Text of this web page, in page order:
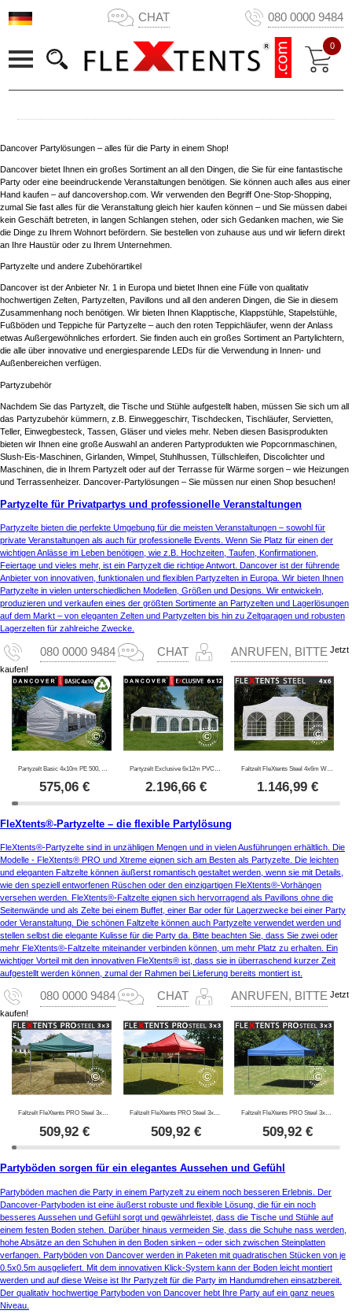
CHAT 080 0000 9484
0
Dancover Partylösungen – alles für die Party in einem Shop!
Dancover bietet Ihnen ein großes Sortiment an all den Dingen, die Sie für eine fantastische
Party oder eine beeindruckende Veranstaltungen benötigen. Sie können auch alles aus einer
Hand kaufen – auf dancovershop.com. Wir verwenden den Begriff One-Stop-Shopping,
zumal Sie fast alles für die Veranstaltung gleich hier kaufen können – und Sie müssen dabei
kein Geschäft betreten, in langen Schlangen stehen, oder sich Gedanken machen, wie Sie
die Dinge zu Ihrem Wohnort befördern. Sie bestellen von zuhause aus und wir liefern direkt
an Ihre Haustür oder zu Ihrem Unternehmen.
Partyzelte und andere Zubehörartikel
Dancover ist der Anbieter Nr. 1 in Europa und bietet Ihnen eine Fülle von qualitativ
hochwertigen Zelten, Partyzelten, Pavillons und all den anderen Dingen, die Sie in diesem
Zusammenhang noch benötigen. Wir bieten Ihnen Klapptische, Klappstühle, Stapelstühle,
Fußböden und Teppiche für Partyzelte – auch den roten Teppichläufer, wenn der Anlass
etwas Außergewöhnliches erfordert. Sie finden auch ein großes Sortiment an Partylichtern,
die alle über innovative und energiesparende LEDs für die Verwendung in Innen- und
Außenbereichen verfügen.
Partyzubehör
Nachdem Sie das Partyzelt, die Tische und Stühle aufgestellt haben, müssen Sie sich um all
das Partyzubehör kümmern, z.B. Einweggeschirr, Tischdecken, Tischläufer, Servietten,
Teller, Einwegbesteck, Tassen, Gläser und vieles mehr. Neben diesen Basisprodukten
bieten wir Ihnen eine große Auswahl an anderen Partyprodukten wie Popcornmaschinen,
Slush-Eis-Maschinen, Girlanden, Wimpel, Stuhlhussen, Tüllschleifen, Discolichter und
Maschinen, die in Ihrem Partyzelt oder auf der Terrasse für Wärme sorgen – wie Heizungen
und Terrassenheizer. Dancover-Partylösungen – Sie müssen nur einen Shop besuchen!
Partyzelte für Privatpartys und professionelle Veranstaltungen
Partyzelte bieten die perfekte Umgebung für die meisten Veranstaltungen – sowohl für
private Veranstaltungen als auch für professionelle Events. Wenn Sie Platz für einen der
wichtigen Anlässe im Leben benötigen, wie z.B. Hochzeiten, Taufen, Konfirmationen,
Feiertage und vieles mehr, ist ein Partyzelt die richtige Antwort. Dancover ist der führende
Anbieter von innovativen, funktionalen und flexiblen Partyzelten in Europa. Wir bieten Ihnen
Partyzelte in vielen unterschiedlichen Modellen, Größen und Designs. Wir entwickeln,
produzieren und verkaufen eines der größten Sortimente an Partyzelten und Lagerlösungen
auf dem Markt – von eleganten Zelten und Partyzelten bis hin zu Zeltgaragen und robusten
Lagerzelten für zahlreiche Zwecke.
080 0000 9484 CHAT ANRUFEN, BITTE Jetzt
kaufen!
575,06 € 2.196,66€
Faltzelt FleXtents Steel 4x6m Weiß, mit 4 Seitenwänden
1.146,99€
FleXtents®-Partyzelte – die flexible Partylösung
FleXtents®-Partyzelte sind in unzähligen Mengen und in vielen Ausführungen erhältlich. Die
Modelle - FleXtents® PRO und Xtreme eignen sich am Besten als Partyzelte. Die leichten
und eleganten Faltzelte können äußerst romantisch gestaltet werden, wenn sie mit Details,
wie den speziell entworfenen Rüschen oder den einzigartigen FleXtents®-Vorhängen
versehen werden. FleXtents®-Faltzelte eignen sich hervorragend als Pavillons ohne die
Seitenwände und als Zelte bei einem Buffet, einer Bar oder für Lagerzwecke bei einer Party
oder Veranstaltung. Die schönen Faltzelte können auch Partyzelte verwendet werden und
stellen selbst die elegante Kulisse für die Party da. Bitte beachten Sie, dass Sie zwei oder
mehr FleXtents®-Faltzelte miteinander verbinden können, um mehr Platz zu erhalten. Ein
wichtiger Vorteil mit den innovativen FleXtents® ist, dass sie in überraschend kurzer Zeit
aufgestellt werden können, zumal der Rahmen bei Lieferung bereits montiert ist.
080 0000 9484 CHAT ANRUFEN, BITTE Jetzt
kaufen!
Faltzelt FleXtents PRO Steel 3x3m Grün
509,92 €
Faltzelt FleXtents PRO Steel 3x3m Rot
509,92€
Faltzelt FleXtents PRO Steel 3x3m Blau
509,92€
Partyböden sorgen für ein elegantes Aussehen und Gefühl
Partyböden machen die Party in einem Partyzelt zu einem noch besseren Erlebnis. Der
Dancover-Partyboden ist eine äußerst robuste und flexible Lösung, die für ein noch
besseres Aussehen und Gefühl sorgt und gewährleistet, dass die Tische und Stühle auf
einem festen Boden stehen. Darüber hinaus vermeiden Sie, dass die Schuhe nass werden,
hohe Absätze an den Schuhen in den Boden sinken – oder sich zwischen Steinplatten
verfangen. Partyböden von Dancover werden in Paketen mit quadratischen Stücken von je
0.5x0.5m ausgeliefert. Mit dem innovativen Klick-System kann der Boden leicht montiert
werden und auf diese Weise ist Ihr Partyzelt für die Party im Handumdrehen einsatzbereit.
Der qualitativ hochwertige Partyboden von Dancover hebt Ihre Party auf ein ganz neues
Niveau.